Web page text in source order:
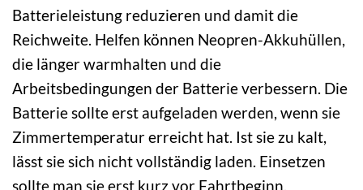
Batterieleistung reduzieren und damit die
Reichweite. Helfen können Neopren-Akkuhüllen,
die länger warmhalten und die
Arbeitsbedingungen der Batterie verbessern. Die
Batterie sollte erst aufgeladen werden, wenn sie
Zimmertemperatur erreicht hat. Ist sie zu kalt,
lässt sie sich nicht vollständig laden. Einsetzen
sollte man sie erst kurz vor Fahrtbeginn.